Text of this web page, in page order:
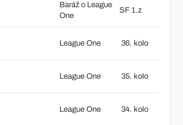
Baráž o League
One
SF 1.z
League One 36. kolo
League One 35. kolo
League One 34. kolo